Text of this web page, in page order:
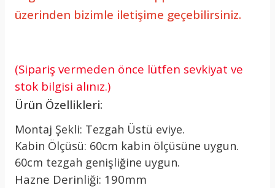
üzerinden bizimle iletişime geçebilirsiniz.
(Sipariş vermeden önce lütfen sevkiyat ve
stok bilgisi alınız.)
Ürün Özellikleri:
Montaj Şekli: Tezgah Üstü eviye.
Kabin Ölçüsü: 60cm kabin ölçüsüne uygun.
60cm tezgah genişliğine uygun.
Hazne Derinliği: 190mm